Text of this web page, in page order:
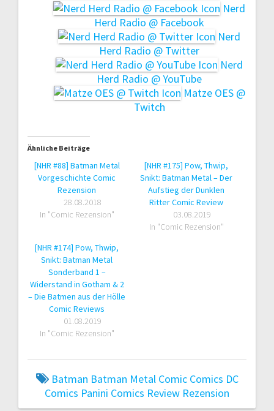
Nerd
Herd Radio @ Facebook
Nerd
Herd Radio @ Twitter
Nerd
Herd Radio @ YouTube
Matze OES @
Twitch
Ähnliche Beiträge
[NHR #88] Batman Metal
Vorgeschichte Comic
Rezension
28.08.2018
In "Comic Rezension"
[NHR #175] Pow, Thwip,
Snikt: Batman Metal – Der
Aufstieg der Dunklen
Ritter Comic Review
03.08.2019
In "Comic Rezension"
[NHR #174] Pow, Thwip,
Snikt: Batman Metal
Sonderband 1 –
Widerstand in Gotham & 2
– Die Batmen aus der Hölle
Comic Reviews
01.08.2019
In "Comic Rezension"
Batman Batman Metal Comic Comics DC
Comics Panini Comics Review Rezension